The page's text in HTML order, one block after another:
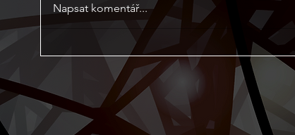
Napsat komentář...